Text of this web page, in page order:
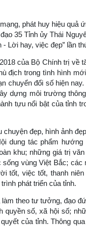
phát huy hiệu quả
35 Tỉnh ủy Thái
Lời hay, việc đẹp” lần
của Bộ Chính trị về
địch trong tình hình
chuyển đổi số hiện
dựng môi trường
tựu nổi bật của tỉnh
đẹp, hình ảnh
dung tác phẩm hướng
khu; những giá trị văn
vùng Việt Bắc; các
tốt, việc tốt, thanh niên
phát triển của tỉnh.
theo tư tưởng, đạo
quyền số, xã hội số;
của tỉnh. Thông